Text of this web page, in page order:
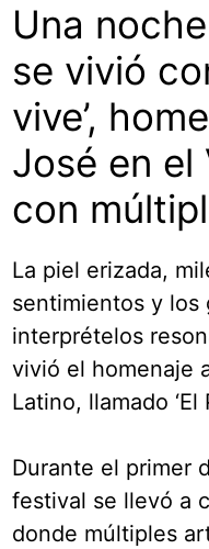
Una
se vivió
vive’,
José en el
con
La piel erizada,
sentimientos y los
interprételos
vivió el homenaje
Latino, llamado ‘El
Durante el primer
festival se llevó a
donde múltiples